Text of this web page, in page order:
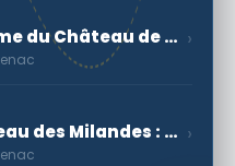
Découvrez le Charme du Château de Beynac en France ›
Découvrez le Château des Milandes : histoire et beautés en Dordogne ›